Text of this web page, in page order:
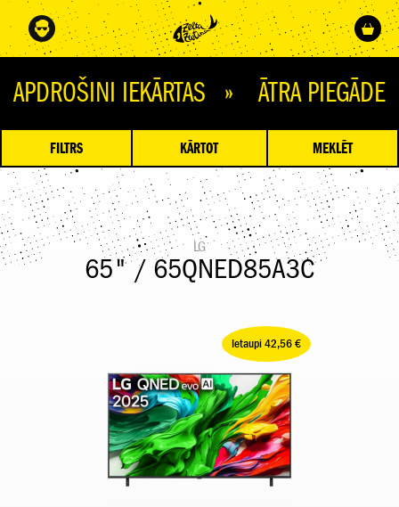
IEKĀRTAS » ĀTRA PIEGĀDE »
FILTRS KĀRTOT MEKLĒT
LG
65" / 65QNED85A3C
Ietaupi 42,56 €